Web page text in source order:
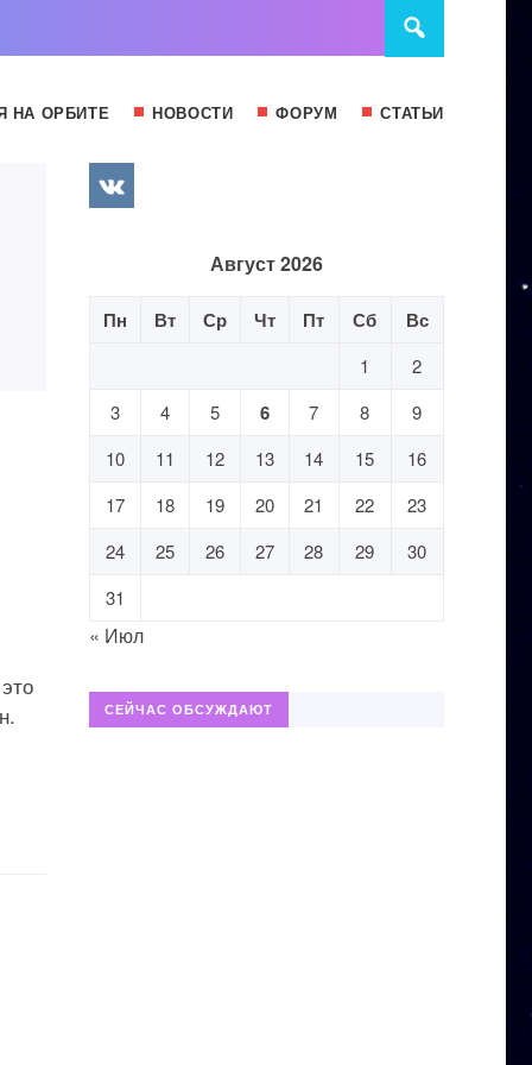
НА ОРБИТЕ НОВОСТИ ФОРУМ СТАТЬИ
Август 2026
Пн Вт Ср Чт Пт Сб Вс
1
2
3
4 5 6 7 8
9
10
11 12 13 14 15
16
17
18 19 20 21 22
23
24
25 26 27 28 29
30
31
« Июл
СЕЙЧАС ОБСУЖДАЮТ